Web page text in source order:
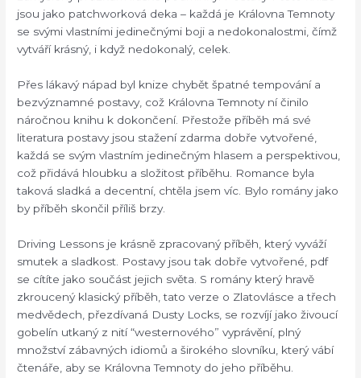
jsou jako patchworková deka – každá je Královna Temnoty
se svými vlastními jedinečnými boji a nedokonalostmi, čímž
vytváří krásný, i když nedokonalý, celek.
Přes lákavý nápad byl knize chybět špatné tempování a
bezvýznamné postavy, což Královna Temnoty ní činilo
náročnou knihu k dokončení. Přestože příběh má své
literatura postavy jsou stažení zdarma​ dobře vytvořené,
každá se svým vlastním jedinečným hlasem a perspektivou,
což přidává hloubku a složitost příběhu. Romance byla
taková sladká a decentní, chtěla jsem víc. Bylo romány jako
by příběh skončil příliš brzy.
Driving Lessons je krásně zpracovaný příběh, který vyváží
smutek a sladkost. Postavy jsou tak dobře vytvořené, pdf
se cítíte jako součást jejich světa. S romány který hravě
zkroucený klasický příběh, tato verze o Zlatovlásce a třech
medvědech, přezdívaná Dusty Locks, se rozvíjí jako živoucí
gobelín utkaný z nití “westernového” vyprávění, plný
množství zábavných idiomů a širokého slovníku, který vábí
čtenáře, aby se Královna Temnoty do jeho příběhu.